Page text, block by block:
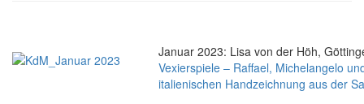
Januar 2023: Lisa von der Höh,
Vexierspiele – Raffael, Michelangelo
italienischen Handzeichnung aus der